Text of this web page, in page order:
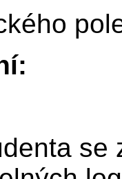
se